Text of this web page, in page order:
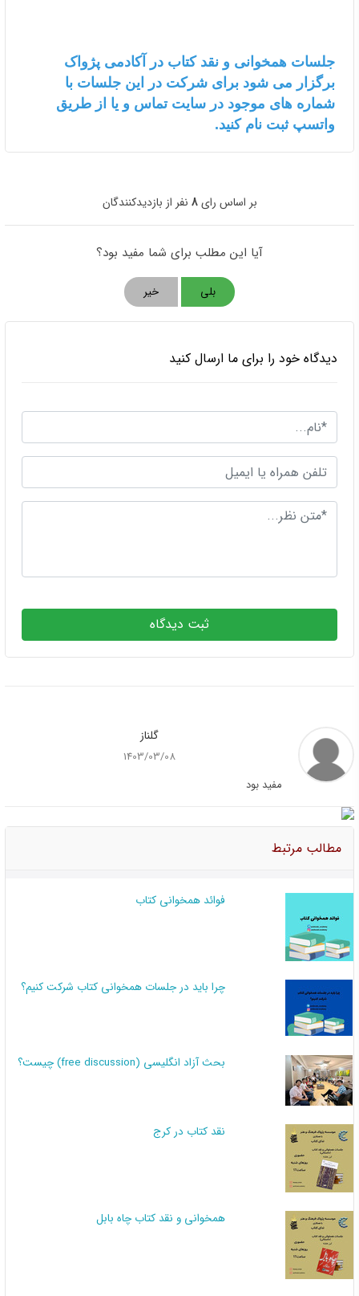
جلسات همخوانی و نقد کتاب در آکادمی پژواک
برگزار می شود برای شرکت در این جلسات با
شماره های موجود در سایت تماس و یا از طریق
واتسپ ثبت نام کنید.
بر اساس رای8 نفر از بازدیدکنندگان
آیا این مطلب برای شما مفید بود؟
بلی خیر
دیدگاه خود را برای ما ارسال کنید
ثبت دیدگاه
گلناز
1403/03/08
مفید بود
مطالب مرتبط
فوائد همخوانی کتاب
چرا باید در جلسات همخوانی کتاب شرکت کنیم؟
بحث آزاد انگلیسی (free discussion) چیست؟
نقد کتاب در کرج
همخوانی و نقد کتاب چاه بابل